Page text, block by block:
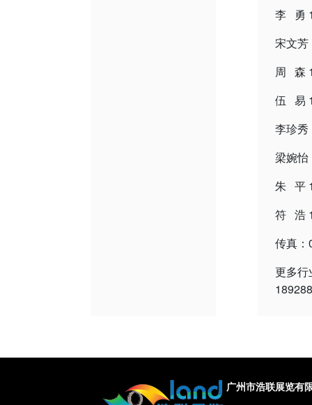
李 勇
宋文
周 森
伍 易
李珍
梁婉
朱 平
符 浩
传真
更多
广州市浩联展览有